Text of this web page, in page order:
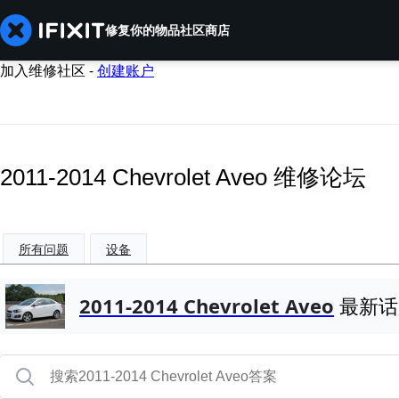
修复你的物品社区商店
加入维修社区 -创建账户
2011-2014 Chevrolet Aveo 维修论坛
所有问题 设备
2011-2014 Chevrolet Aveo 最新